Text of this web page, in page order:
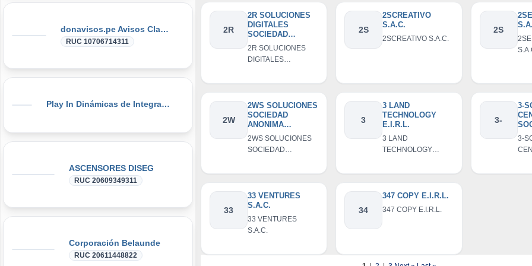
donavisos.pe Avisos Clasificados
RUC 10706714311
Play In Dinámicas de Integración, Gymkanas, Eventos Corporativos
ASCENSORES DISEG
RUC 20609349311
Corporación Belaunde
RUC 20611448822
2R
2R SOLUCIONES
DIGITALES
SOCIEDAD
ANONIMA
CERRADA
2R SOLUCIONES
DIGITALES
ANONIMA CERRADA
2S
2SCREATIVO
S.A.C.
2SCREATIVO S.A.C.
2S
2W
2WS SOLUCIONES
SOCIEDAD
ANONIMA
CERRADA
2WS SOLUCIONES
SOCIEDAD
3
3 LAND
TECHNOLOGY
E.I.R.L.
3 LAND
TECHNOLOGY
3-
3-
SOFT
3-
- 3-
33
33 VENTURES
S.A.C.
33 VENTURES
S.A.C.
34
347 COPY E.I.R.L.
347 COPY E.I.R.L.